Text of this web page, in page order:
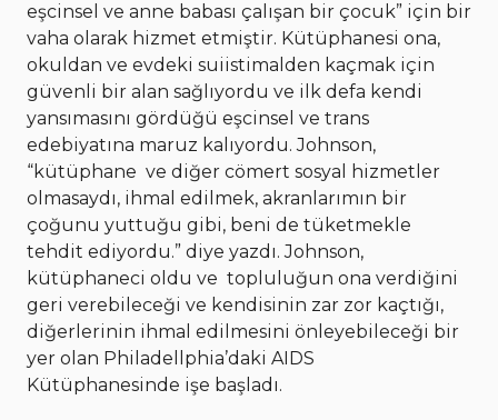
eşcinsel ve anne babası çalışan bir çocuk” için bir
vaha olarak hizmet etmiştir. Kütüphanesi ona,
okuldan ve evdeki suiistimalden kaçmak için
güvenli bir alan sağlıyordu ve ilk defa kendi
yansımasını gördüğü eşcinsel ve trans
edebiyatına maruz kalıyordu. Johnson,
“kütüphane ve diğer cömert sosyal hizmetler
olmasaydı, ihmal edilmek, akranlarımın bir
çoğunu yuttuğu gibi, beni de tüketmekle
tehdit ediyordu.” diye yazdı. Johnson,
kütüphaneci oldu ve topluluğun ona verdiğini
geri verebileceği ve kendisinin zar zor kaçtığı,
diğerlerinin ihmal edilmesini önleyebileceği bir
yer olan Philadellphia’daki AIDS
Kütüphanesinde işe başladı.